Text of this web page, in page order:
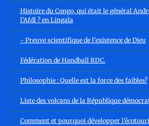
Histoire du Congo, qui était le général
l'Afdl ? en Lingala
- Preuve scientifique de l'existence de Dieu
Fédération de Handball RDC.
Philosophie : Quelle est la force des faibles?
Liste des volcans de la République
Comment et pourquoi développer